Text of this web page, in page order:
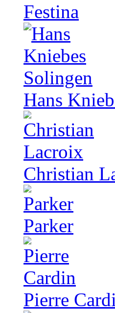
Festina
Hans
Christian
Parker
Pierre